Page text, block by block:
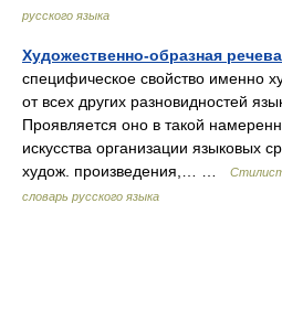
русского языка
Художественно-образная
специфическое свойство именно
от всех других разновидностей
Проявляется оно в такой
искусства организации языковых
худож. произведения,… …
словарь русского языка